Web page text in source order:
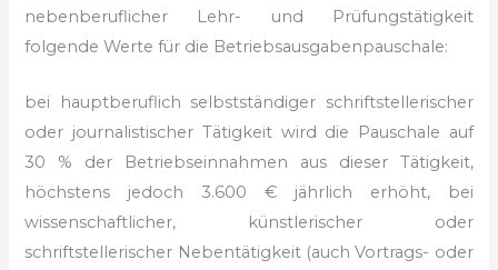
nebenberuflicher Lehr- und Prüfungstätigkeit
folgende Werte für die Betriebsausgabenpauschale:
bei hauptberuflich selbstständiger schriftstellerischer
oder journalistischer Tätigkeit wird die Pauschale auf
30 % der Betriebseinnahmen aus dieser Tätigkeit,
höchstens jedoch 3.600 € jährlich erhöht,bei
wissenschaftlicher, künstlerischer oder
schriftstellerischer Nebentätigkeit (auch Vortrags- oder